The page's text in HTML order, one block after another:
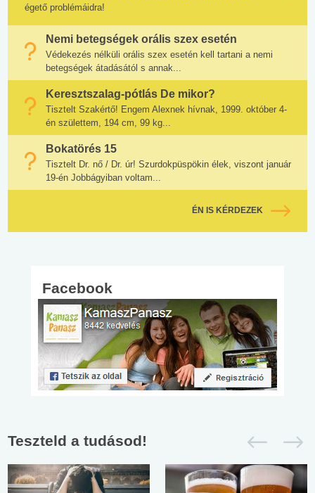
égető problémáidra!
Nemi betegségek orális szex esetén
Védekezés nélküli orális szex esetén kell tartani a nemi
betegségek átadásától s annak...
Keresztszalag-pótlás De mikor?
Tisztelt Szakértő! Engem Alexnek hívnak, 1999. október 4-
én születtem, 194 cm, 99 kg...
Bokatörés 15
Tisztelt Dr. nő / Dr. úr! Szurdokpüspökin élek, viszont január
19-én Jobbágyiban voltam...
ÉN IS KÉRDEZEK
Facebook
Teszteld a tudásod!